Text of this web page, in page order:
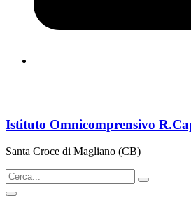
Istituto Omnicomprensivo
Santa Croce di Magliano (CB)